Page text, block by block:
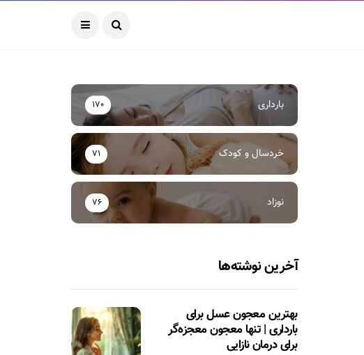
بارداری 170
خردسال و کودک 71
نوزاد 76
آخرین نوشته‌ها
بهترین معجون عسل برای
بارداری | تنها معجون معجزه‌گر
برای درمان نازایی